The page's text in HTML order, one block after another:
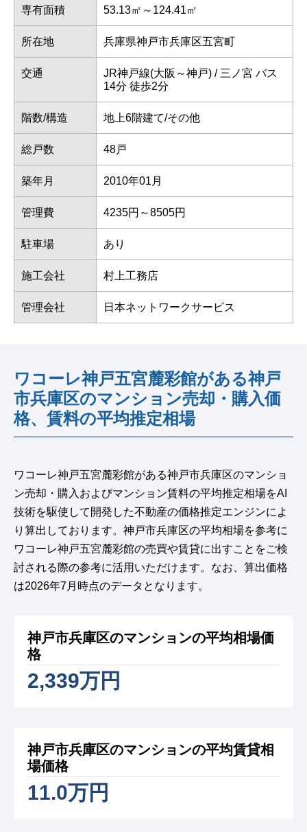
専有面積 53.13㎡～124.41㎡
所在地 兵庫県神戸市兵庫区五宮町
交通
JR神戸線(大阪～神戸) / 三ノ宮 バス
14分 徒歩2分
階数/構造 地上6階建て/その他
総戸数 48戸
築年月 2010年01月
管理費 4235円～8505円
駐車場 あり
施工会社 村上工務店
管理会社 日本ネットワークサービス
ワコーレ神戸五宮麓彩館がある神戸
市兵庫区のマンション売却・購入価
格、賃料の平均推定相場
ワコーレ神戸五宮麓彩館がある神戸市兵庫区のマンショ
ン売却・購入およびマンション賃料の平均推定相場をAI
技術を駆使して開発した不動産の価格推定エンジンによ
り算出しております。神戸市兵庫区の平均相場を参考に
ワコーレ神戸五宮麓彩館の売買や賃貸に出すことをご検
討される際の参考に活用いただけます。なお、算出価格
は2026年7月時点のデータとなります。
神戸市兵庫区のマンションの平均相場価
格
2,339万円
神戸市兵庫区のマンションの平均賃貸相
場価格
11.0万円